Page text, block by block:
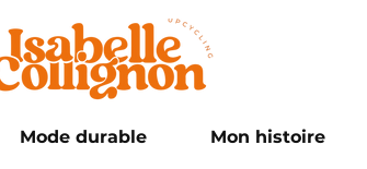
Mode durable Mon histoire